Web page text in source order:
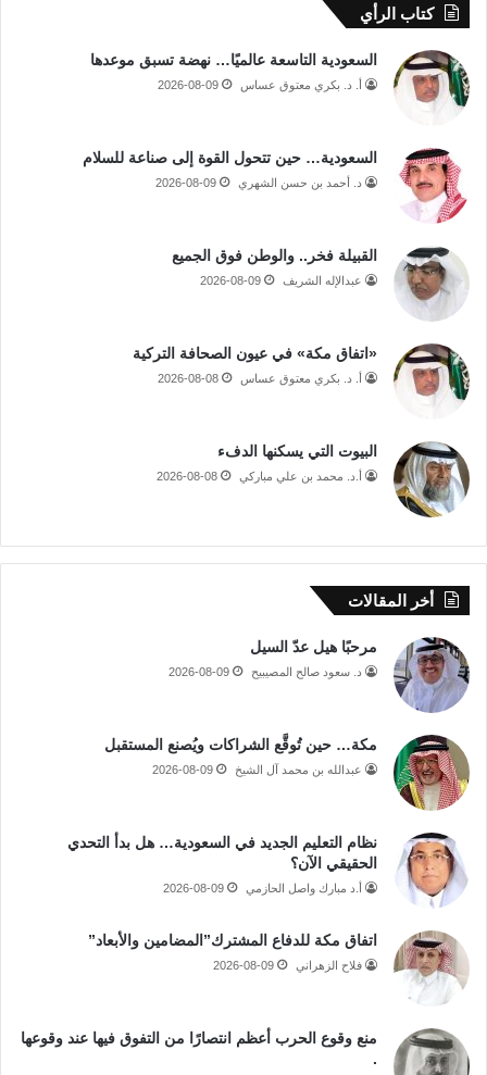
كتاب الرأي
السعودية التاسعة عالميًا… نهضة تسبق موعدها
أ. د. بكري معتوق عساس 2026-08-09
السعودية… حين تتحول القوة إلى صناعة للسلام
د. أحمد بن حسن الشهري 2026-08-09
القبيلة فخر.. والوطن فوق الجميع
عبدالإله الشريف 2026-08-09
«اتفاق مكة» في عيون الصحافة التركية
أ. د. بكري معتوق عساس 2026-08-08
البيوت التي يسكنها الدفء
أ.د. محمد بن علي مباركي 2026-08-08
أخر المقالات
مرحبًا هيل عدّ السيل
د. سعود صالح المصيبيح 2026-08-09
مكة… حين تُوقَّع الشراكات ويُصنع المستقبل
عبدالله بن محمد آل الشيخ 2026-08-09
نظام التعليم الجديد في السعودية… هل بدأ التحدي
الحقيقي الآن؟
أ.د مبارك واصل الحازمي 2026-08-09
اتفاق مكة للدفاع المشترك”المضامين والأبعاد”
فلاح الزهراني 2026-08-09
منع وقوع الحرب أعظم انتصارًا من التفوق فيها عند وقوعها
.